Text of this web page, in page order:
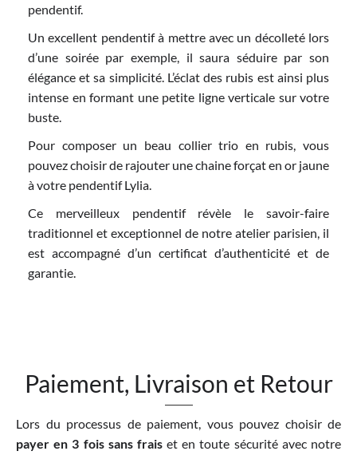
pendentif.
Un excellent pendentif à mettre avec un décolleté lors
d’une soirée par exemple, il saura séduire par son
élégance et sa simplicité. L’éclat des rubis est ainsi plus
intense en formant une petite ligne verticale sur votre
buste.
Pour composer un beau collier trio en rubis, vous
pouvez choisir de rajouter une chaine forçat en or jaune
à votre pendentif Lylia.
Ce merveilleux pendentif révèle le savoir-faire
traditionnel et exceptionnel de notre atelier parisien, il
est accompagné d’un certificat d’authenticité et de
garantie.
Paiement, Livraison et Retour
Lors du processus de paiement, vous pouvez choisir de
payer en 3 fois sans fraiset en toute sécurité avec notre